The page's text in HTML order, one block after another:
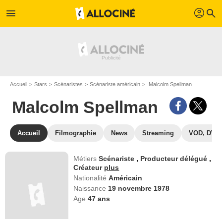
menu profil search
Accueil Stars Scénaristes Scénariste américain Malcolm Spellman
Malcolm Spellman
Accueil Filmographie News Streaming VOD, DVD
MétiersScénariste , Producteur délégué ,
Créateur plus
NationalitéAméricain
Naissance 19 novembre 1978
Age47 ans